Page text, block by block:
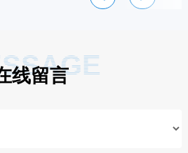
线留言